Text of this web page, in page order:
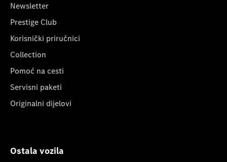
Newsletter
Prestige Club
Korisnički priručnici
Collection
Pomoć na cesti
Servisni paketi
Originalni dijelovi
Ostala vozila